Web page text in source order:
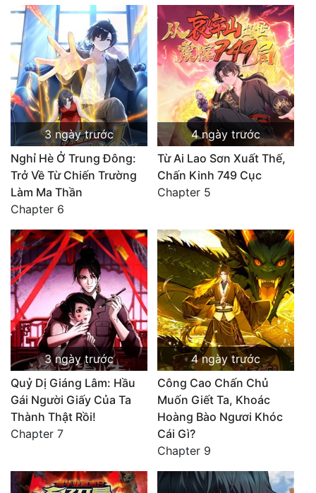
3 ngày trước
Nghỉ Hè Ở Trung Đông:
Trở Về Từ Chiến Trường
Làm Ma Thần
Chapter 6
4 ngày trước
Từ Ai Lao Sơn Xuất Thế,
Chấn Kinh 749 Cục
Chapter 5
3 ngày trước
Quỷ Dị Giáng Lâm: Hầu
Gái Người Giấy Của Ta
Thành Thật Rồi!
Chapter 7
4 ngày trước
Công Cao Chấn Chủ
Muốn Giết Ta, Khoác
Hoàng Bào Ngươi Khóc
Cái Gì?
Chapter 9